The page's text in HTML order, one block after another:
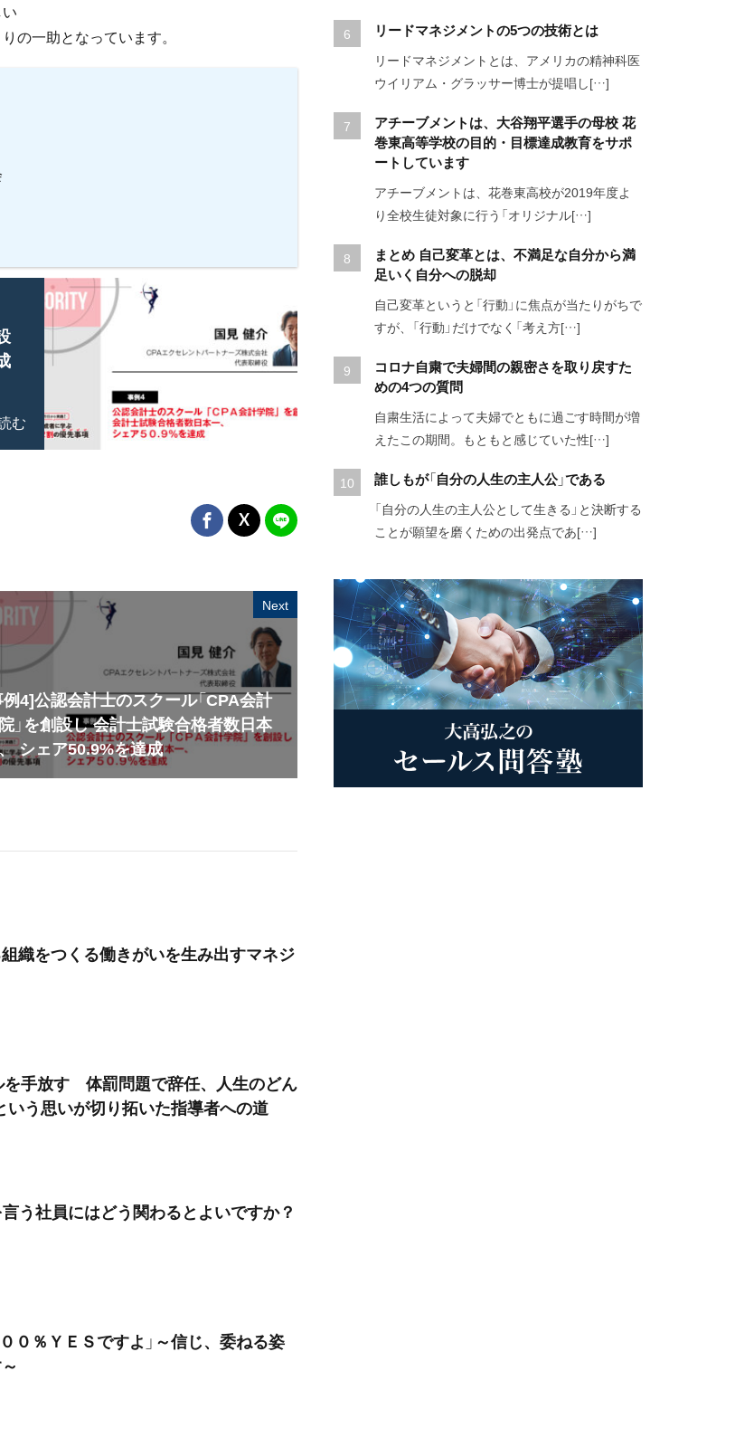
の⼀助となっています。
む
Next
4]公認会計士のスクール「CPA会計
」を創設し 会計士試験合格者数日本
シェア50.9%を達成
織をつくる働きがいを生み出すマネジ
手放す 体罰問題で辞任、人生のどん
いう思いが切り拓いた指導者への道
う社員にはどう関わるとよいですか？
０％ＹＥＳですよ」～信じ、委ねる姿
リードマネジメントの5つの技術とは
リードマネジメントとは、アメリカの精神科医
ウイリアム・グラッサー博士が提唱し[…]
アチーブメントは、大谷翔平選手の母校 花
巻東高等学校の目的・目標達成教育をサポ
ートしています
アチーブメントは、花巻東高校が2019年度よ
り全校生徒対象に行う「オリジナル[…]
まとめ 自己変革とは、不満足な自分から満
足いく自分への脱却
自己変革というと「行動」に焦点が当たりがちで
すが、「行動」だけでなく「考え方[…]
コロナ自粛で夫婦間の親密さを取り戻すた
めの4つの質問
自粛生活によって夫婦でともに過ごす時間が増
えたこの期間。もともと感じていた性[…]
誰しもが「自分の人生の主人公」である
「自分の人生の主人公として生きる」と決断する
ことが願望を磨くための出発点であ[…]